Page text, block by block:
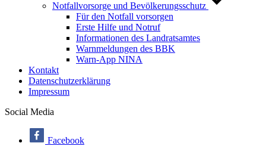
Notfallvorsorge und Bevölkerungsschutz
Für den Notfall vorsorgen
Erste Hilfe und Notruf
Informationen des Landratsamtes
Warnmeldungen des BBK
Warn-App NINA
Kontakt
Datenschutzerklärung
Impressum
Social Media
Facebook